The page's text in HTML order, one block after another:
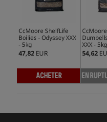
CcMoore ShelfLife
Boilies - Odyssey XXX
- 5kg
47,82 EUR
ACHETER
XXX - 5kg
54,62
EN